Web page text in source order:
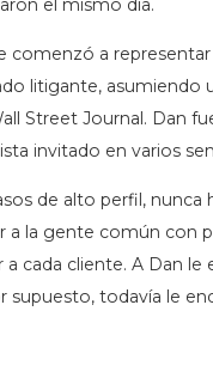
el mismo día.
a
litigante,
Street Journal. Dan
invitado en varios
de alto perfil,
la gente común
cada cliente. A Dan
todavía le